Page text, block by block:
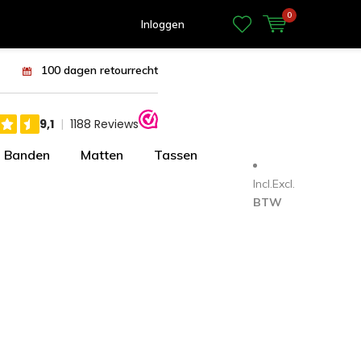
Inloggen
0
100 dagen retourrecht
Banden Matten Tassen
Incl.Excl.
BTW